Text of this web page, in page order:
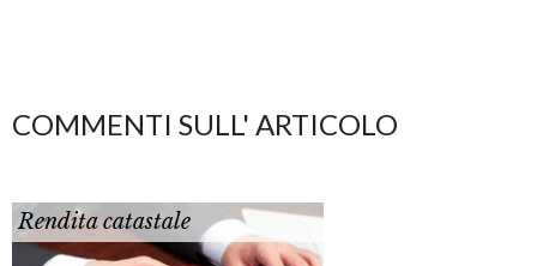
COMMENTI SULL' ARTICOLO
Rendita catastale